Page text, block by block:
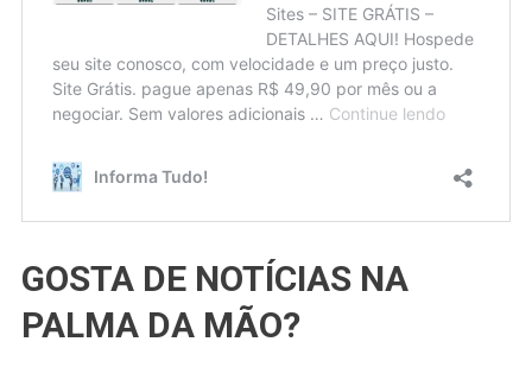
GOSTA DE NOTÍCIAS NA
PALMA DA MÃO?